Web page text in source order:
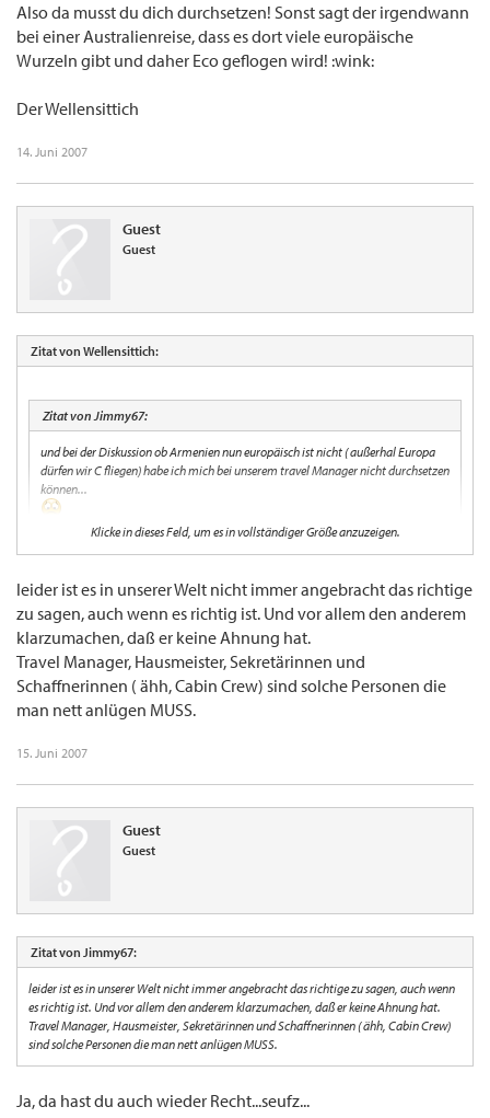
Also da musst du dich durchsetzen! Sonst sagt der irgendwann
bei einer Australienreise, dass es dort viele europäische
Wurzeln gibt und daher Eco geflogen wird! :wink:
Der Wellensittich
14. Juni 2007
Guest
Guest
Zitat von Wellensittich:
Zitat von Jimmy67:
und bei der Diskussion ob Armenien nun europäisch ist nicht ( außerhal Europa
dürfen wir C fliegen) habe ich mich bei unserem travel Manager nicht durchsetzen
können...
Australienreise, dass es dort viele europäische Wurzeln gibt und daher Eco geflogen
wird! :wink:
Der Wellensittich
Klicke in dieses Feld, um es in vollständiger Größe anzuzeigen.
leider ist es in unserer Welt nicht immer angebracht das richtige
zu sagen, auch wenn es richtig ist. Und vor allem den anderem
klarzumachen, daß er keine Ahnung hat.
Travel Manager, Hausmeister, Sekretärinnen und
Schaffnerinnen ( ähh, Cabin Crew) sind solche Personen die
man nett anlügen MUSS.
15. Juni 2007
Guest
Guest
Zitat von Jimmy67:
leider ist es in unserer Welt nicht immer angebracht das richtige zu sagen, auch wenn
es richtig ist. Und vor allem den anderem klarzumachen, daß er keine Ahnung hat.
Travel Manager, Hausmeister, Sekretärinnen und Schaffnerinnen ( ähh, Cabin Crew)
sind solche Personen die man nett anlügen MUSS.
Ja, da hast du auch wieder Recht...seufz...